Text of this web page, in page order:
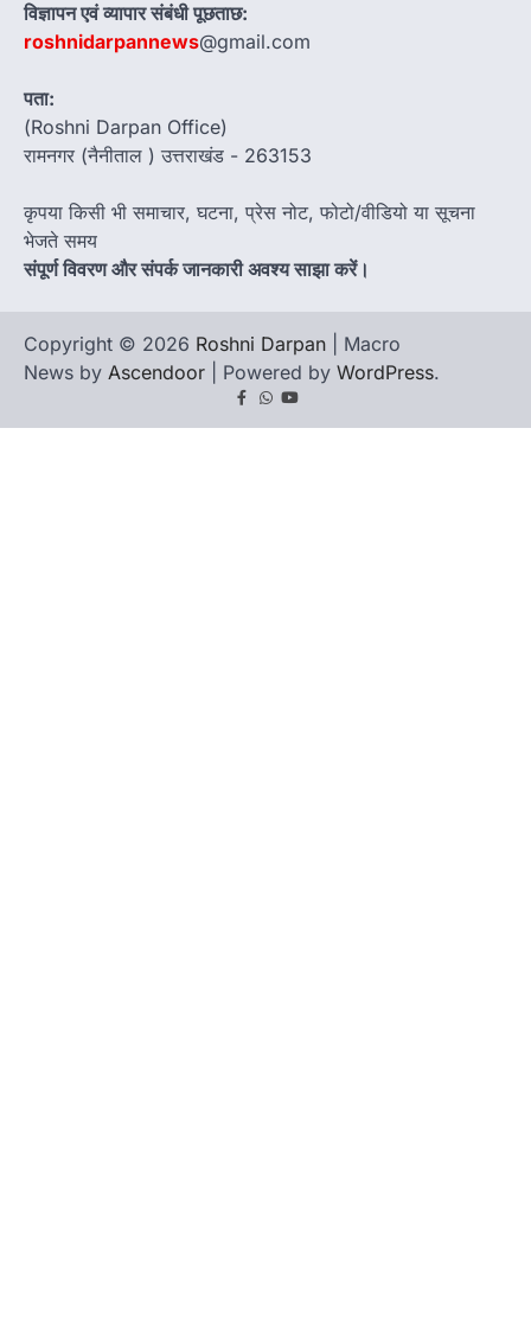
विज्ञापन एवं व्यापार संबंधी पूछताछ:
roshnidarpannews@gmail.com
पता:
(Roshni Darpan Office)
रामनगर (नैनीताल ) उत्तराखंड - 263153
कृपया किसी भी समाचार, घटना, प्रेस नोट, फोटो/वीडियो या सूचना
भेजते समय
संपूर्ण विवरण और संपर्क जानकारी अवश्य साझा करें।
Copyright © 2026 Roshni Darpan | Macro
News by Ascendoor | Powered by WordPress.
Facebook
Whatsapp
youtube